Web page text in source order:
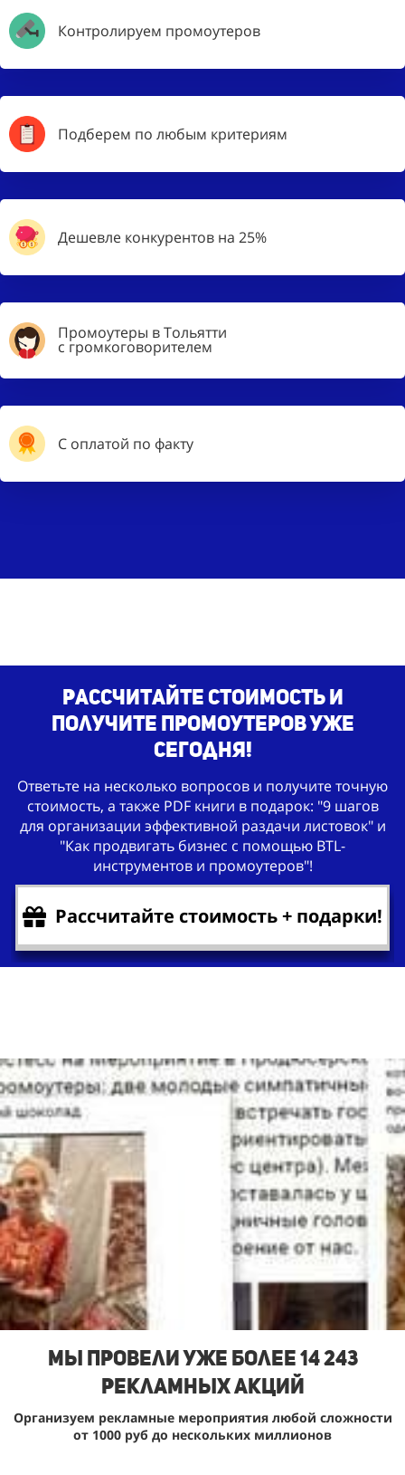
Контролируем промоутеров
Подберем по любым критериям
Дешевле конкурентов на 25%
Промоутеры в Тольятти
с громкоговорителем
С оплатой по факту
Рассчитайте стоимость и
получите промоутеров уже
сегодня!
Ответьте на несколько вопросов и получите точную
стоимость, а также PDF книги в подарок: "9 шагов
для организации эффективной раздачи листовок" и
"Как продвигать бизнес с помощью BTL-
инструментов и промоутеров"!
Рассчитайте стоимость + подарки!
Мы Провели уже более 14 243
рекламных акций
Организуем рекламные мероприятия любой сложности
от 1000 руб до нескольких миллионов